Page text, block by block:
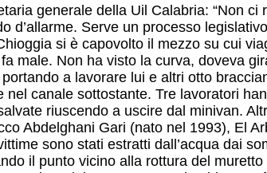
generale della Uil Calabria: “Non
d’allarme. Serve un processo
si è capovolto il mezzo su cui
male. Non ha visto la curva, doveva
a lavorare lui e altri otto
canale sottostante. Tre lavoratori
riuscendo a uscire dal minivan.
Abdelghani Gari (nato nel 1993), El
sono stati estratti dall’acqua dai
il punto vicino alla rottura del